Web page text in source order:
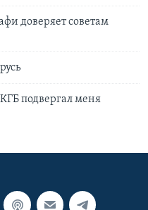
доверяет советам
подвергал меня